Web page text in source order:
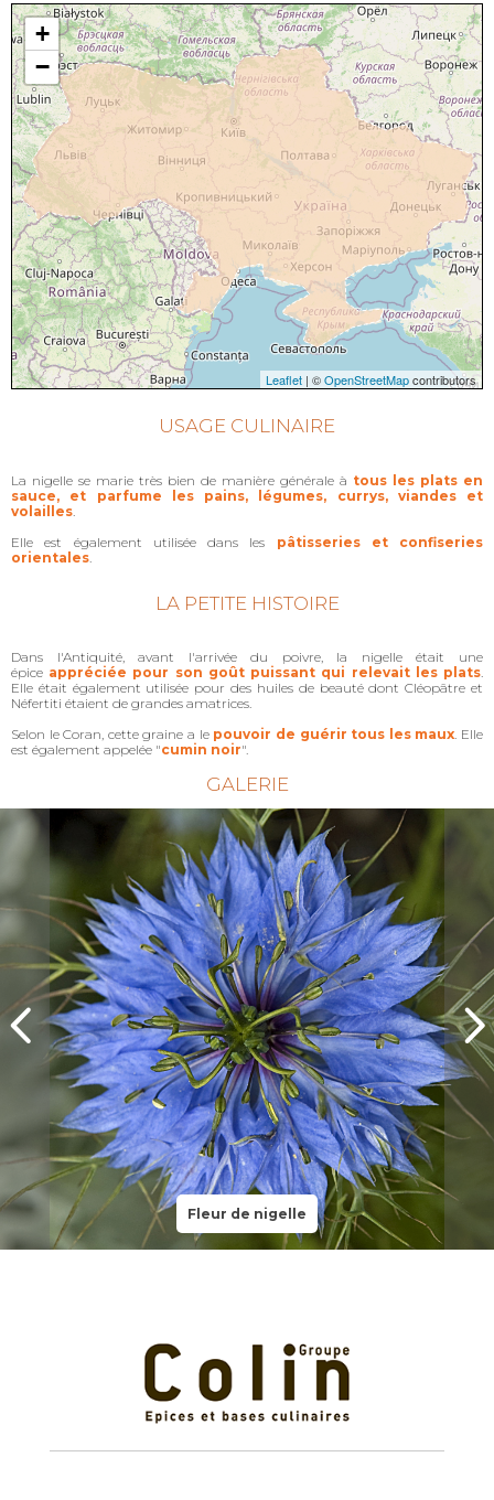
+
−
Leaflet | ©OpenStreetMapcontributors
USAGE CULINAIRE
La nigelle se marie très bien de manière générale à tous les plats en
sauce, et parfume les pains, légumes, currys, viandes et
volailles.
Elle est également utilisée dans les pâtisseries et confiseries
orientales.
LA PETITE HISTOIRE
Dans l'Antiquité, avant l'arrivée du poivre, la nigelle était une
épice appréciée pour son goût puissant qui relevait les plats.
Elle était également utilisée pour des huiles de beauté dont Cléopâtre et
Néfertiti étaient de grandes amatrices.
Selon le Coran, cette graine a le pouvoir de guérir tous les maux. Elle
est également appelée "cumin noir".
GALERIE
Fleur de nigelle